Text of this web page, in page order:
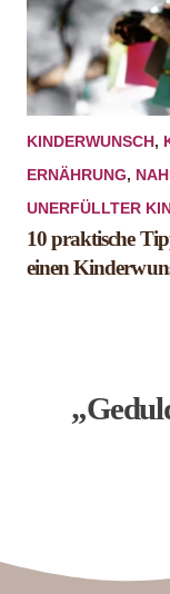
KINDERWUNSCH,
ERNÄHRUNG,
UNERFÜLLTER
10 praktische
einen